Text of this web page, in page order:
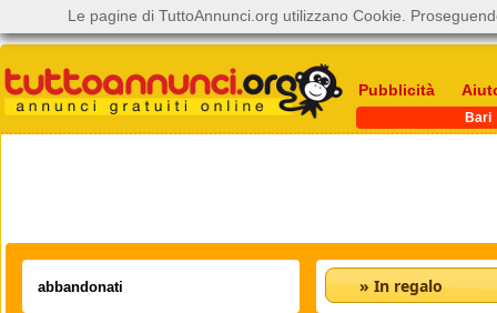
Pubblicità
Bari
» In regalo
Le pagine di TuttoAnnunci.org utilizzano Cookie.